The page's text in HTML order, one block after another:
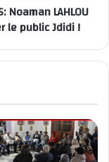
LAHLOU
le public Jdidi !